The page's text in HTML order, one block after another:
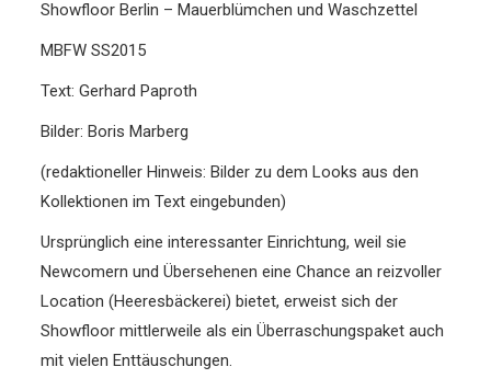
Showfloor Berlin – Mauerblümchen und Waschzettel
MBFW SS2015
Text: Gerhard Paproth
Bilder: Boris Marberg
(redaktioneller Hinweis: Bilder zu dem Looks aus den
Kollektionen im Text eingebunden)
Ursprünglich eine interessanter Einrichtung, weil sie
Newcomern und Übersehenen eine Chance an reizvoller
Location (Heeresbäckerei) bietet, erweist sich der
Showfloor mittlerweile als ein Überraschungspaket auch
mit vielen Enttäuschungen.